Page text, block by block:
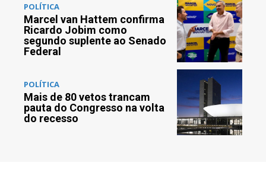
POLÍTICA
Marcel van Hattem confirma
Ricardo Jobim como
segundo suplente ao Senado
Federal
POLÍTICA
Mais de 80 vetos trancam
pauta do Congresso na volta
do recesso